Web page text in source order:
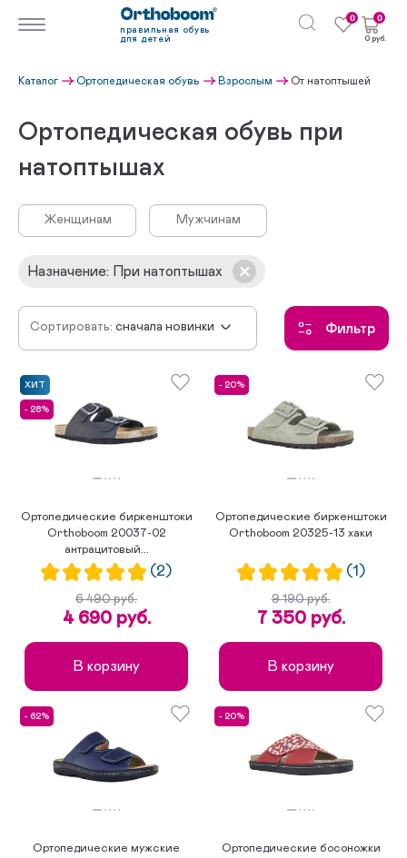
правильная обувь
для детей
0 0
0 руб.
Каталог Ортопедическая обувь Взрослым От натоптышей
Ортопедическая обувь при
натоптышах
Женщинам Мужчинам
Назначение: При натоптышах
Сортировать: сначала новинки
по возрастанию цены
по популярности
Фильтр
ХИТ
- 28%
Ортопедические биркенштоки
Orthoboom 20037-02
антрацитовый...
(2)
6 490 руб.
4 690 руб.
В корзину
- 20%
Ортопедические биркенштоки
Orthoboom 20325-13 хаки
(1)
9 190 руб.
7 350 руб.
В корзину
- 62%
Ортопедические мужские
- 20%
Ортопедические босоножки